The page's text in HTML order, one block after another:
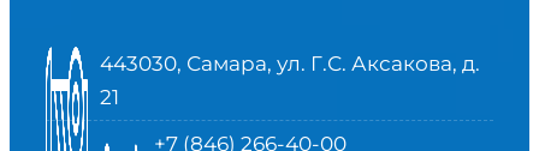
443030, Самара, ул. Г.С. Аксакова, д.
21
+7 (846) 266-40-00